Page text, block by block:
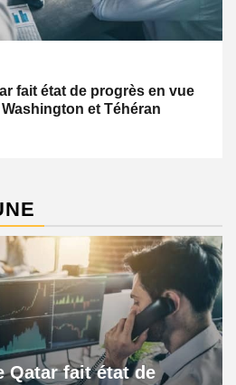
fait état de progrès en vue
et Téhéran
Qatar fait état de